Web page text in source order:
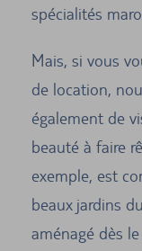
spécialités
Mais, si vous
de location,
également de
beauté à faire
exemple, est
beaux jardins
aménagé dès le